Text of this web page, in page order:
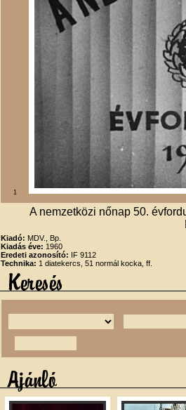
1
A nemzetközi nőnap 50.
Kiadó: MDV., Bp.
Kiadás éve: 1960
Eredeti azonosító: IF 9112
Technika: 1 diatekercs, 51 normál kocka, ff.